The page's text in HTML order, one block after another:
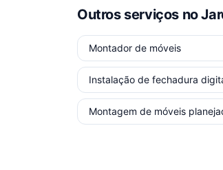
Outros serviços no
Montador de móveis
Instalação de fechadura
Montagem de móveis